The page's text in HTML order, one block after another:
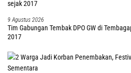
9 Agustus 2026
Tim Gabungan Tembak DPO GW di
2017